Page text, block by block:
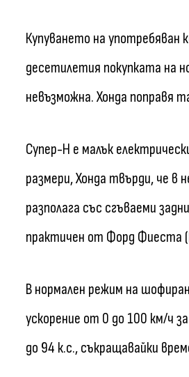
Купуването на употребяван
десетилетия покупката на
невъзможна. Хонда поправя
Супер-Н е малък
размери, Хонда твърди, че
разполага със сгъваеми
практичен от Форд Фиеста
В нормален режим на
ускорение от 0 до 100 км/ч
до 94 к.с., съкращавайки